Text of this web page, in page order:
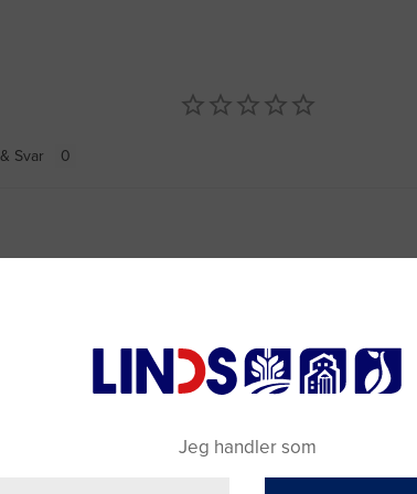
Svar
Jeg handler som